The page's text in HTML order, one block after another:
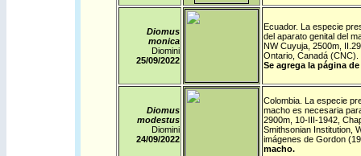
Diomus
monica
Diomini
25/09/2022
Ecuador. La especie
del aparato genital del
NW Cuyuja, 2500m,
Ontario, Canadá
Se agrega la página
Diomus
modestus
Diomini
24/09/2022
Colombia. La especie
macho es necesaria
2900m, 10-III-1942,
Smithsonian Institution,
imágenes de Gordon
macho.